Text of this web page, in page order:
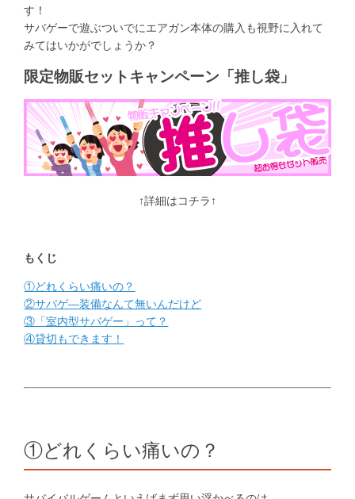
す！
サバゲーで遊ぶついでにエアガン本体の購入も視野に入れて
みてはいかがでしょうか？
限定物販セットキャンペーン「推し袋」
↑詳細はコチラ↑
もくじ
①どれくらい痛いの？
②サバゲ―装備なんて無いんだけど
③「室内型サバゲー」って？
④貸切もできます！
①どれくらい痛いの？